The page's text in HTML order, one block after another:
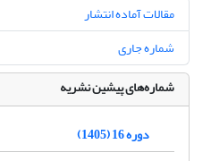
مقالات آماده انتشار
شماره جاری
شماره‌های پیشین نشریه
دوره 16 (1405)